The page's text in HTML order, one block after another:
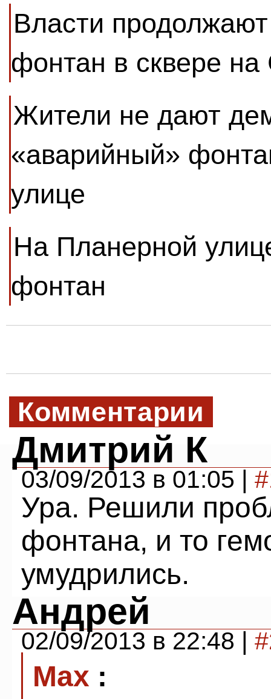
Власти
фонтан в сквере
Жители не дают
«аварийный»
улице
На Планерной
фонтан
Комментарии
Дмитрий К
03/09/2013 в 01:05 |
Ура. Решили
фонтана, и то
умудрились.
Андрей
02/09/2013 в 22:48 |
Max :